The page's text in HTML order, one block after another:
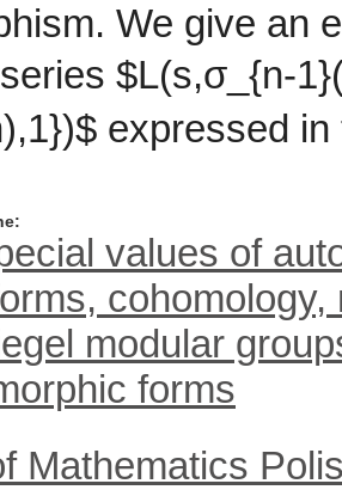
We give an
$L(s,σ_{n-
expressed
values of
modular
forms
Mathematics